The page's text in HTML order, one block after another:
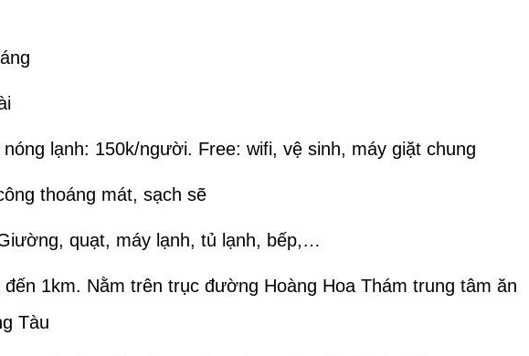
lạnh: 150k/người. Free: wifi, vệ sinh, máy giặt chung
thoáng mát, sạch sẽ
quạt, máy lạnh, tủ lạnh, bếp,…
1km. Nằm trên trục đường Hoàng Hoa Thám trung tâm ăn
Tàu